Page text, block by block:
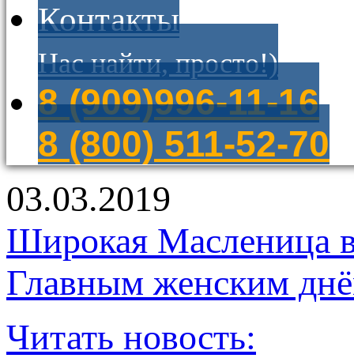
Контакты
Нас найти, просто!)
8 (909)996-11-16
8 (800) 511-52-70
03.03.2019
Широкая Масленица в
Главным женским
Читать новость: